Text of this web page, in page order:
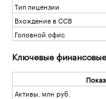
Тип лицензии
Вхождение в ССВ
Головной офис
Ключевые
Активы, млн руб.